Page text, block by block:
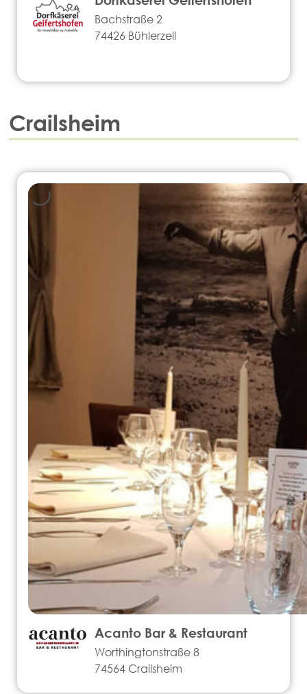
Bachstraße 2
74426 Bühlerzell
Crailsheim
Acanto Bar & Restaurant
Worthingtonstraße 8
74564 Crailsheim